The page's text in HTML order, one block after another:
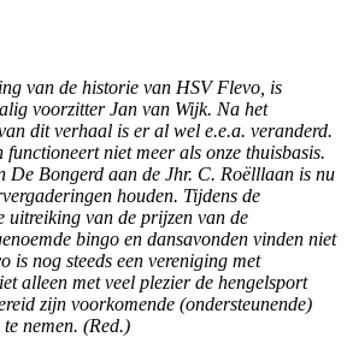
van de historie van HSV Flevo, is
voorzitter Jan van Wijk. Na het
dit verhaal is er al wel e.e.a. veranderd.
functioneert niet meer als onze thuisbasis.
De Bongerd aan de Jhr. C. Roëlllaan is nu
houden. Tijdens de
uitreiking van de prijzen van de
bingo en dansavonden vinden niet
is nog steeds een vereniging met
alleen met veel plezier de hengelsport
zijn voorkomende (ondersteunende)
nemen. (Red.)